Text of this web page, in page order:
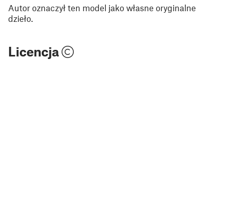
Autor oznaczył ten model jako własne oryginalne
dzieło.
Licencja